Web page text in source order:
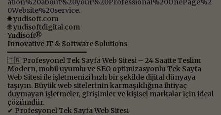
ation%20about%20your%20Professional%20OnePage%2
0Website%20service.
🌐 yudisoft.com
🌐 yudisoftdigital.com
Yudisoft®
Innovative IT & Software Solutions
━━━━━━━━━━━━━━━━━━━━
🇹🇷 Profesyonel Tek Sayfa Web Sitesi – 24 Saatte Teslim
Modern, mobil uyumlu ve SEO optimizasyonlu Tek Sayfa
Web Sitesi ile işletmenizi hızlı bir şekilde dijital dünyaya
taşıyın. Büyük web sitelerinin karmaşıklığına ihtiyaç
duymayan işletmeler, girişimler ve kişisel markalar için ideal
çözümdür.
✔ Profesyonel Tek Sayfa Web Sitesi